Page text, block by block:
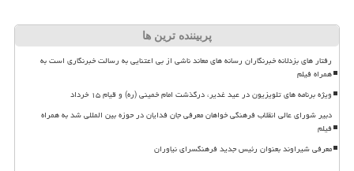
پربیننده ترین ها
رفتار های بزدلانه خبرنگاران رسانه های معاند ناشی از بی اعتنایی به رسالت خبرنگاری است به
همراه فیلم
ویژه برنامه های تلویزیون در عید غدیر، درگذشت امام خمینی (ره) و قیام ۱۵ خرداد
دبیر شورای عالی انقلاب فرهنگی خواهان معرفی جان فدایان در حوزه بین المللی شد به همراه
فیلم
معرفی شیراوند بعنوان رئیس جدید فرهنگسرای نیاوران